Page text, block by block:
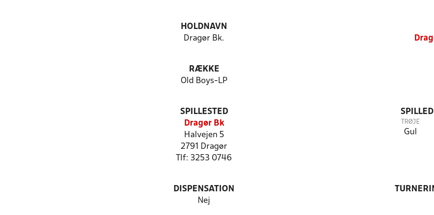
HOLDNAVN
Dragør Bk.
RÆKKE
Old Boys-LP
SPILLESTED
Dragør Bk
Halvejen 5
2791 Dragør
Tlf: 3253 0746
TRØJE
Gul
DISPENSATION
Nej